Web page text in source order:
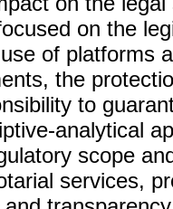
on the
of platforms
the
to
analytical
scope
services,